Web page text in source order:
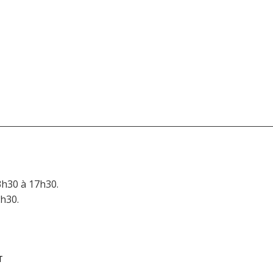
à 17h30.